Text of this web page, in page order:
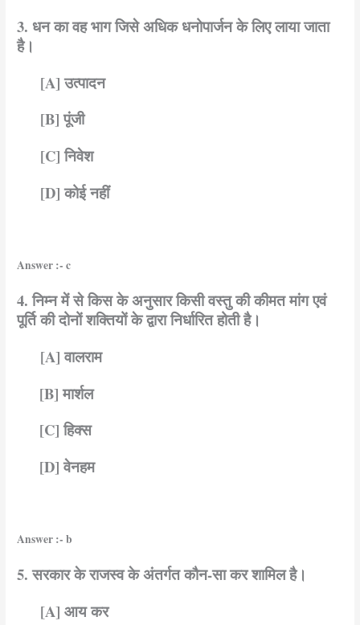
3. धन का वह भाग जिसे अधिक धनोपार्जन के लिए लाया जाता
है।
[A] उत्पादन
[B] पूंजी
[C] निवेश
[D] कोई नहीं
Answer :- c
4. निम्न में से किस के अनुसार किसी वस्तु की कीमत मांग एवं
पूर्ति की दोनों शक्तियों के द्वारा निर्धारित होती है।
[A] वालराम
[B] मार्शल
[C] हिक्स
[D] वेनहम
Answer :- b
5. सरकार के राजस्व के अंतर्गत कौन-सा कर शामिल है।
[A] आय कर